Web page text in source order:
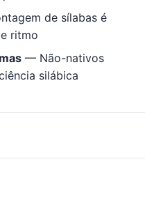
de sílabas é
ritmo
— Não-nativos
silábica